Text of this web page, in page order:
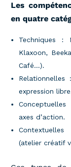
Les
en quatre
Techniques :
Klaxoon,
Café…).
expression
axes d’action.
(atelier créatif